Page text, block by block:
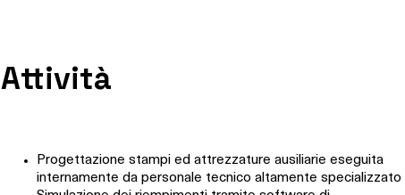
Attività
Progettazione stampi ed attrezzature ausiliarie eseguita
internamente da personale tecnico altamente specializzato